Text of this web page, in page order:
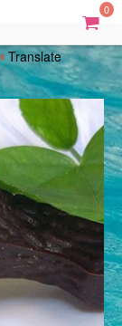
0
Translate